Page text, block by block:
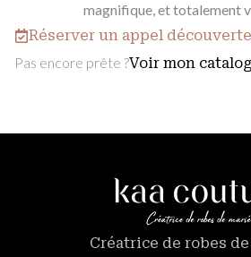
magnifique, et totalement
Réserver un appel découverte
Pas encore prête ?Voir mon
Créatrice de robes